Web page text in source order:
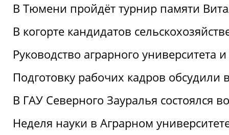
В Тюмени пройдёт турнир памяти
В когорте кандидатов
Руководство аграрного
Подготовку рабочих кадров
В ГАУ Северного Зауралья состоялся
Неделя науки в Аграрном